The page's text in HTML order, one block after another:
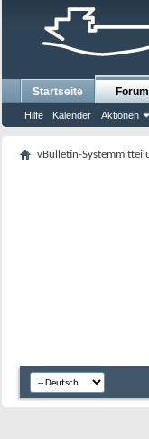
Startseite Forum
Hilfe Kalender Aktionen
vBulletin-